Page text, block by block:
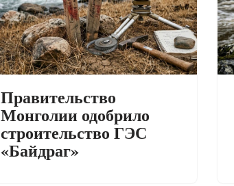
Правительство
Монголии одобрило
строительство ГЭС
«Байдраг»